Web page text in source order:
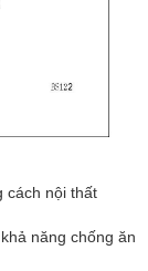
cách nội thất
năng chống ăn